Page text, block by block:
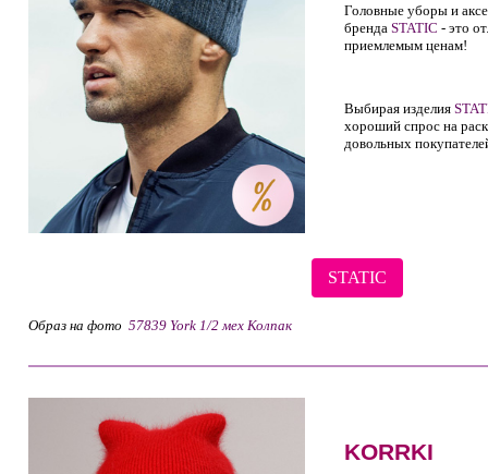
Головные уборы и
бренда STATIC - это
приемлемым ценам!
Выбирая изделия
хороший спрос на
довольных
STATIC
Образ на фото 57839 York 1/2 мех Колпак
KORRKI